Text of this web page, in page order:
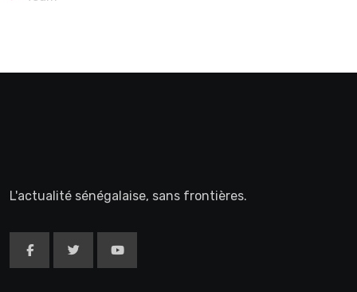
L'actualité sénégalaise, sans frontières.